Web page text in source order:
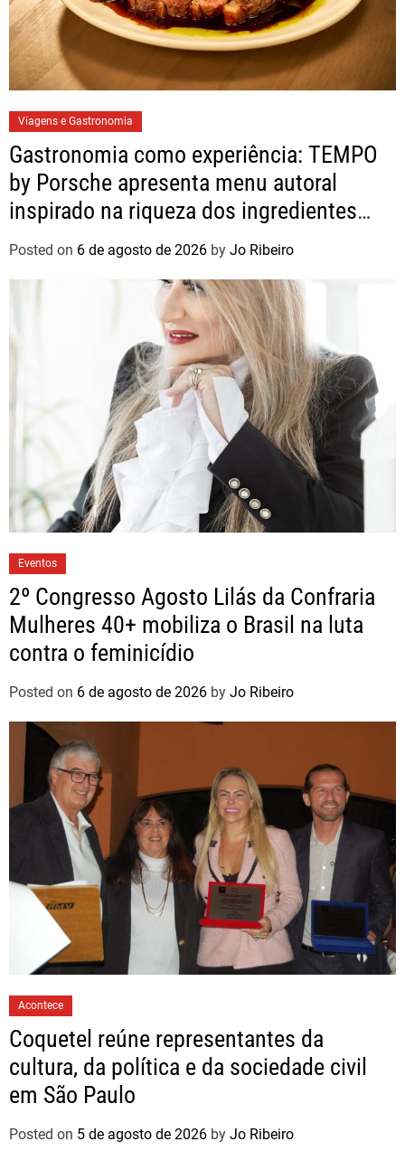
Viagens e Gastronomia
Gastronomia como experiência: TEMPO
by Porsche apresenta menu autoral
inspirado na riqueza dos ingredientes
brasileiros
Posted on 6 de agosto de 2026 by Jo Ribeiro
Eventos
2º Congresso Agosto Lilás da Confraria
Mulheres 40+ mobiliza o Brasil na luta
contra o feminicídio
Posted on 6 de agosto de 2026 by Jo Ribeiro
Acontece
Coquetel reúne representantes da
cultura, da política e da sociedade civil
em São Paulo
Posted on 5 de agosto de 2026 by Jo Ribeiro